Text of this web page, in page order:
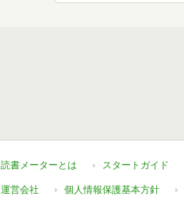
読書メーターとは スタートガイド
運営会社 個人情報保護基本方針